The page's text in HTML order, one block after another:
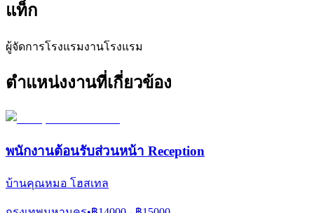
แท็ก
ผู้จัดการโรงแรมงานโรงแรม
ตำแหน่งงานที่เกี่ยวข้อง
พนักงานต้อนรับส่วนหน้า Reception
บ้านคุณหมอ โฮสเทล